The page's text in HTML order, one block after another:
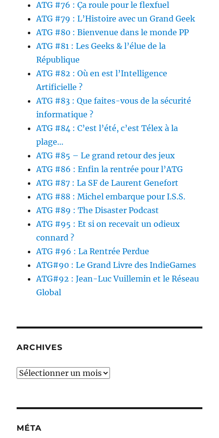
ATG #76 : Ça roule pour le flexfuel
ATG #79 : L’Histoire avec un Grand Geek
ATG #80 : Bienvenue dans le monde PP
ATG #81 : Les Geeks & l’élue de la
République
ATG #82 : Où en est l’Intelligence
Artificielle ?
ATG #83 : Que faites-vous de la sécurité
informatique ?
ATG #84 : C’est l’été, c’est Télex à la
plage…
ATG #85 – Le grand retour des jeux
ATG #86 : Enfin la rentrée pour l’ATG
ATG #87 : La SF de Laurent Genefort
ATG #88 : Michel embarque pour I.S.S.
ATG #89 : The Disaster Podcast
ATG #95 : Et si on recevait un odieux
connard ?
ATG #96 : La Rentrée Perdue
ATG#90 : Le Grand Livre des IndieGames
ATG#92 : Jean-Luc Vuillemin et le Réseau
Global
ARCHIVES
Archives
MÉTA